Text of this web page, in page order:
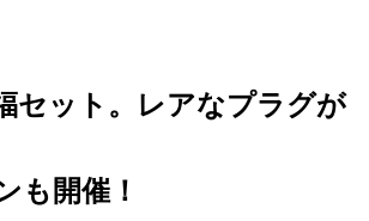
セット。レアなプラグが
も開催！